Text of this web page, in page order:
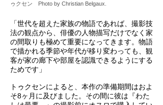
ゥクセン Photo by Christian Belgaux.
「世代を超えた家族の物語であれば、撮影技
法の観点から、俳優の人物描写だけでなく家
の間取りも極めて重要になってきます。物語
で描かれる季節や年代が移り変わっても、観
客が家の廊下や部屋を認識できるようにする
ためです」
トゥクセンによると、本作の準備期間はおよ
そ8ヶ月に及びました。その間に彼は『わた